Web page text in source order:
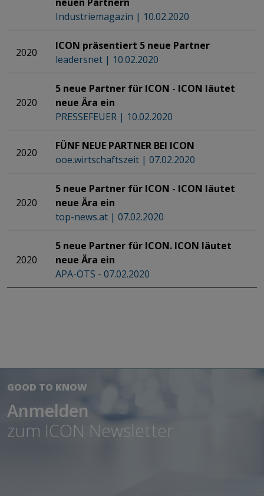
Industriemagazin | 10.02.2020
2020
ICON präsentiert 5 neue Partner
leadersnet | 10.02.2020
2020
5 neue Partner für ICON - ICON läutet
neue Ära ein
PRESSEFEUER | 10.02.2020
2020
FÜNF NEUE PARTNER BEI ICON
ooe.wirtschaftszeit | 07.02.2020
2020
5 neue Partner für ICON - ICON läutet
neue Ära ein
top-news.at | 07.02.2020​​​​​​​
2020
5 neue Partner für ICON. ICON läutet
neue Ära ein
APA-OTS - 07.02.2020
GOOD TO KNOW
Anmelden
zum ICON Newsletter